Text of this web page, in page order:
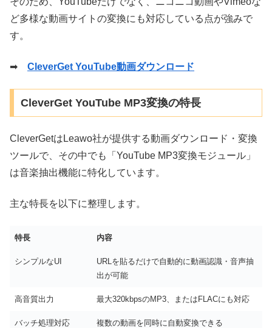
ど多様な動画サイトの変換にも対応している点が強みで
す。
➡ CleverGet YouTube動画ダウンロード
CleverGet YouTube MP3変換の特長
CleverGetはLeawo社が提供する動画ダウンロード・変換
ツールで、その中でも「YouTube MP3変換モジュール」
は音楽抽出機能に特化しています。
主な特長を以下に整理します。
特長 内容
シンプルなUI
URLを貼るだけで自動的に動画認識・音声抽
出が可能
高音質出力 最大320kbpsのMP3、またはFLACにも対応
バッチ処理対応 複数の動画を同時に自動変換できる